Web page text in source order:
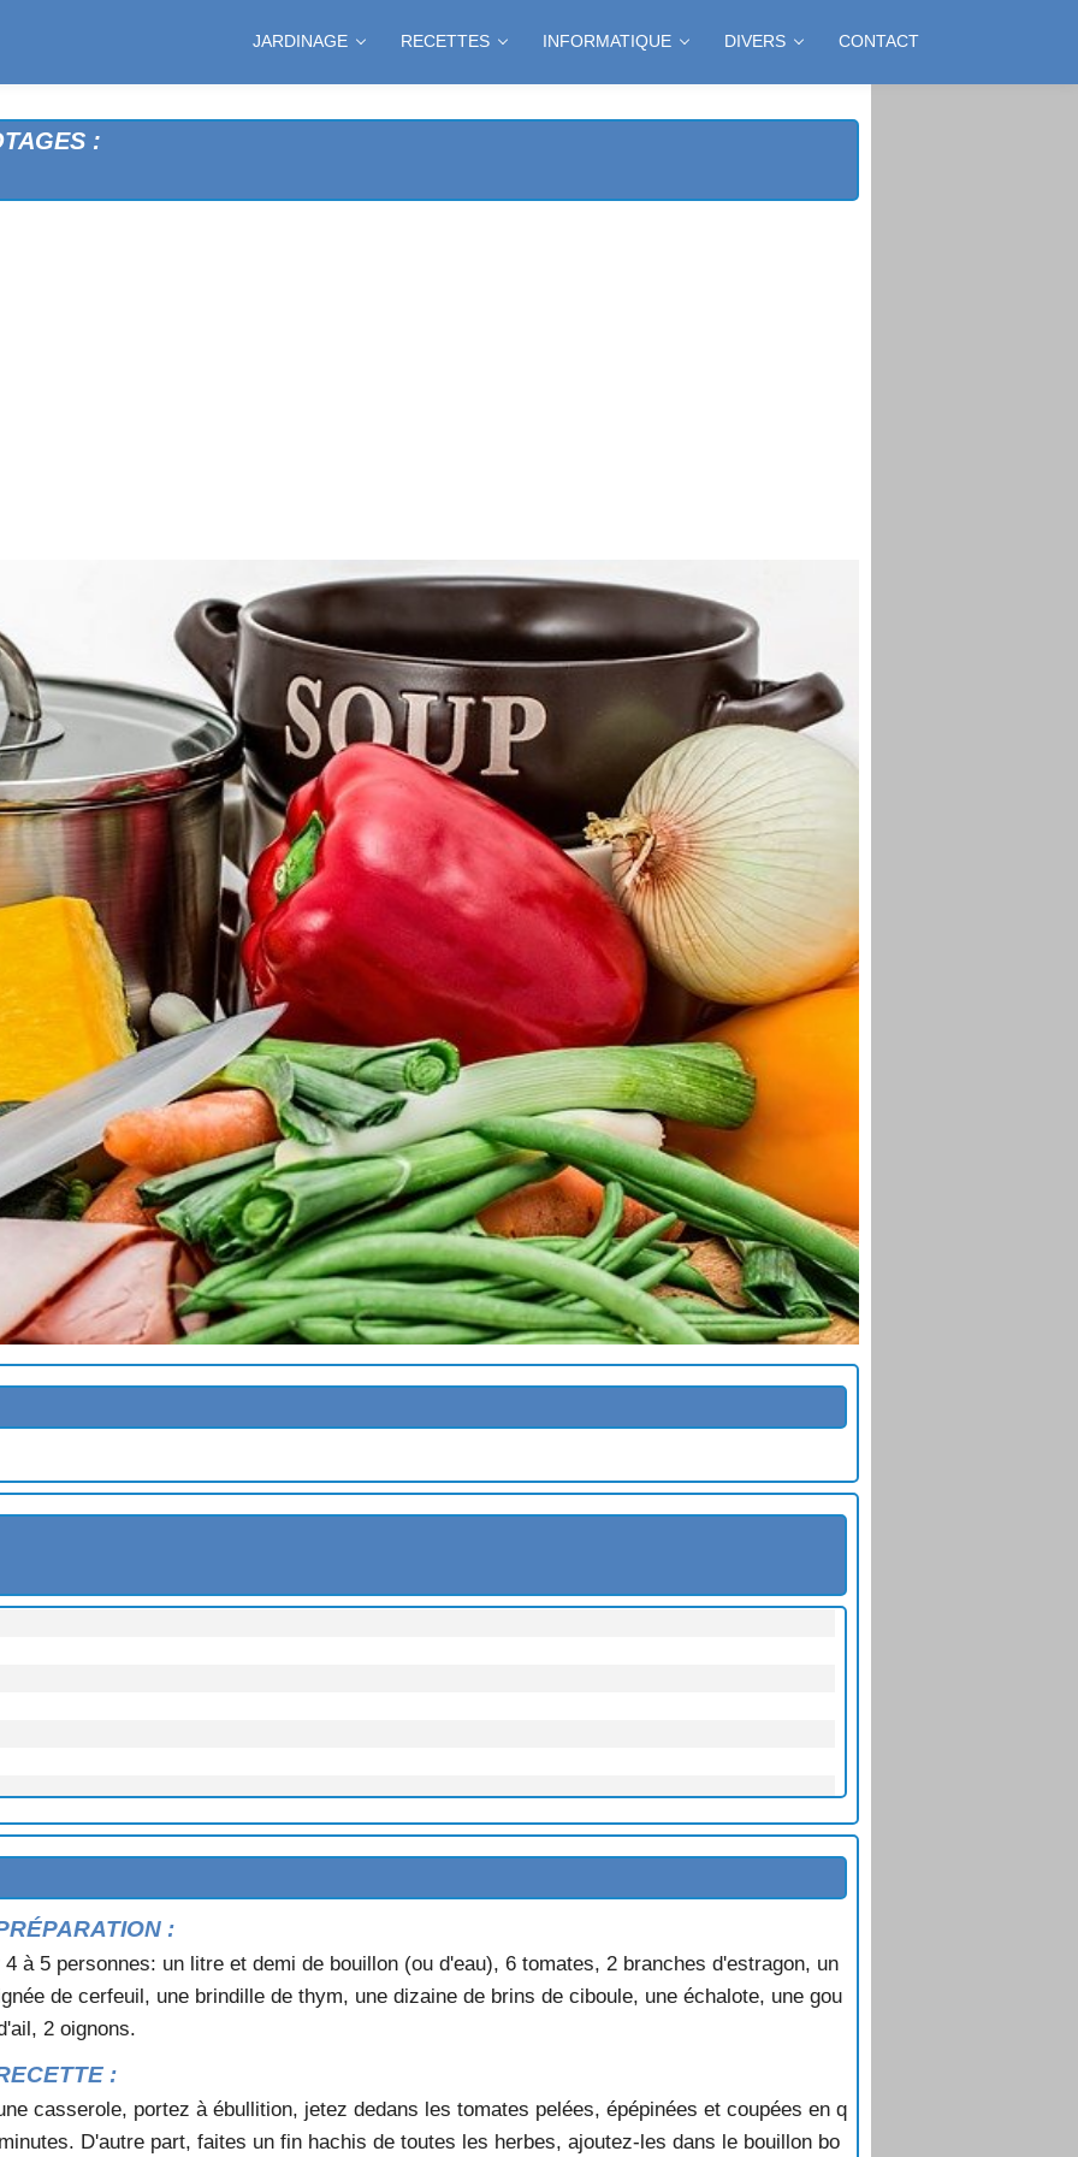
JARDINAGE RECETTES INFORMATIQUE DIVERS CONTACT
:
POIS
BASILIC
A LA MENTHE
:
4 à 5 personnes: un litre et demi de bouillon (ou d'eau), 6 tomates, 2 branches d'estragon, un
de cerfeuil, une brindille de thym, une dizaine de brins de ciboule, une échalote, une gou
2 oignons.
:
casserole, portez à ébullition, jetez dedans les tomates pelées, épépinées et coupées en q
D'autre part, faites un fin hachis de toutes les herbes, ajoutez-les dans le bouillon bo